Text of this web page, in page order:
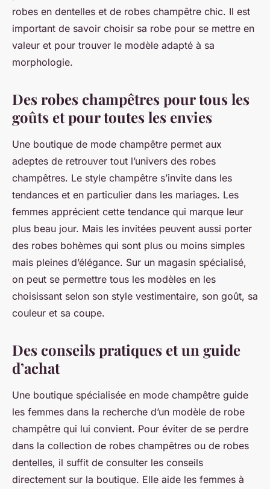
robes en dentelles et de robes champêtre chic. Il est
important de savoir choisir sa robe pour se mettre en
valeur et pour trouver le modèle adapté à sa
morphologie.
Des robes champêtres pour tous les
goûts et pour toutes les envies
Une boutique de mode champêtre permet aux
adeptes de retrouver tout l’univers des robes
champêtres. Le style champêtre s’invite dans les
tendances et en particulier dans les mariages. Les
femmes apprécient cette tendance qui marque leur
plus beau jour. Mais les invitées peuvent aussi porter
des robes bohèmes qui sont plus ou moins simples
mais pleines d’élégance. Sur un magasin spécialisé,
on peut se permettre tous les modèles en les
choisissant selon son style vestimentaire, son goût, sa
couleur et sa coupe.
Des conseils pratiques et un guide
d’achat
Une boutique spécialisée en mode champêtre guide
les femmes dans la recherche d’un modèle de robe
champêtre qui lui convient. Pour éviter de se perdre
dans la collection de robes champêtres ou de robes
dentelles, il suffit de consulter les conseils
directement sur la boutique. Elle aide les femmes à